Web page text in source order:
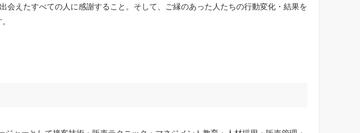
えたすべての人に感謝すること。そして、ご縁のあった人たちの行動変化・結果を